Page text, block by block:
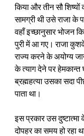
किया और तीन सौ
सामग्री थी उसे राजा के
वहाँ इच्छानुसार भोजन
पुरी में आ गए। राजा
राज्य करने के अयोग्य
के त्याग देने पर हेमकान्त
ब्रह्महत्या उसका सदा
पाता था।
इस प्रकार उस दुष्टात्मा
दोपहर का समय हो रहा